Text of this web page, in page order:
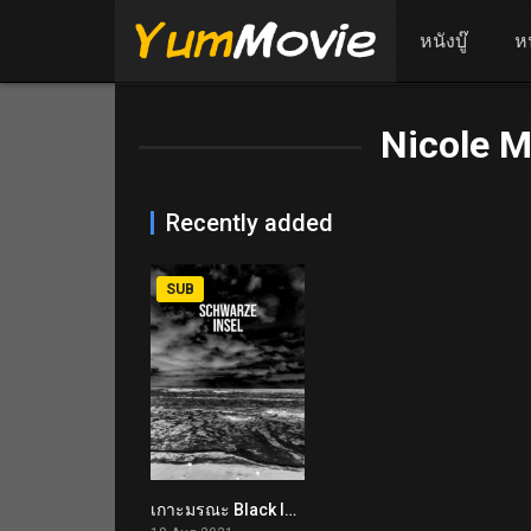
หนังบู๊ ห
Nicole
Recently added
5.2
SUB
เกาะมรณะ Black Island (2021)